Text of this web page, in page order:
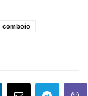
comboio